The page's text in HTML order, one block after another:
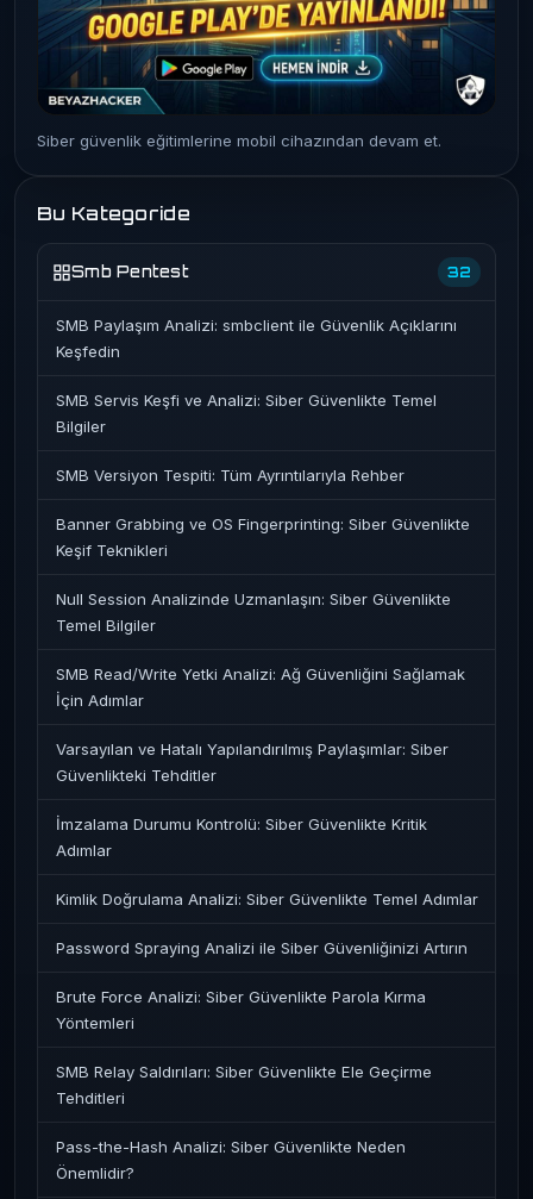
Siber güvenlik eğitimlerine mobil cihazından devam et.
Bu Kategoride
Smb Pentest 32
SMB Paylaşım Analizi: smbclient ile Güvenlik Açıklarını
Keşfedin
SMB Servis Keşfi ve Analizi: Siber Güvenlikte Temel
Bilgiler
SMB Versiyon Tespiti: Tüm Ayrıntılarıyla Rehber
Banner Grabbing ve OS Fingerprinting: Siber Güvenlikte
Keşif Teknikleri
Null Session Analizinde Uzmanlaşın: Siber Güvenlikte
Temel Bilgiler
SMB Read/Write Yetki Analizi: Ağ Güvenliğini Sağlamak
İçin Adımlar
Varsayılan ve Hatalı Yapılandırılmış Paylaşımlar: Siber
Güvenlikteki Tehditler
İmzalama Durumu Kontrolü: Siber Güvenlikte Kritik
Adımlar
Kimlik Doğrulama Analizi: Siber Güvenlikte Temel Adımlar
Password Spraying Analizi ile Siber Güvenliğinizi Artırın
Brute Force Analizi: Siber Güvenlikte Parola Kırma
Yöntemleri
SMB Relay Saldırıları: Siber Güvenlikte Ele Geçirme
Tehditleri
Pass-the-Hash Analizi: Siber Güvenlikte Neden
Önemlidir?